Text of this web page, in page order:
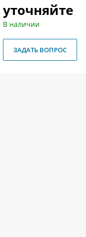
уточняйте
В наличии
ЗАДАТЬ ВОПРОС